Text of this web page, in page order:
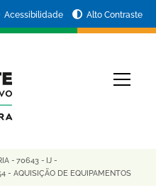
Acessibilidade Alto Contraste
- 70643 - IJ -
- AQUISIÇÃO DE EQUIPAMENTOS